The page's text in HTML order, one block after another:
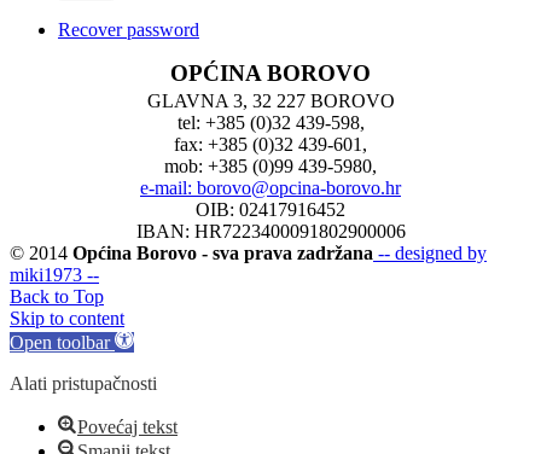
Recover password
OPĆINA BOROVO
GLAVNA 3, 32 227 BOROVO
tel: +385 (0)32 439-598,
fax: +385 (0)32 439-601,
mob: +385 (0)99 439-5980,
e-mail: borovo@opcina-borovo.hr
OIB: 02417916452
IBAN: HR7223400091802900006
© 2014 Općina Borovo - sva prava zadržana -- designed by
miki1973 --
Back to Top
Skip to content
Open toolbar
Alati pristupačnosti
Povećaj tekst